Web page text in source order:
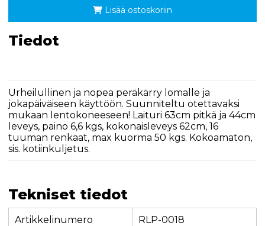
Lisää ostoskoriin
Tiedot
Urheilullinen ja nopea peräkärry lomalle ja
jokapäiväiseen käyttöön. Suunniteltu otettavaksi
mukaan lentokoneeseen! Laituri 63cm pitkä ja 44cm
leveys, paino 6,6 kgs, kokonaisleveys 62cm, 16
tuuman renkaat, max kuorma 50 kgs. Kokoamaton,
sis. kotiinkuljetus.
Tekniset tiedot
Artikkelinumero RLP-0018